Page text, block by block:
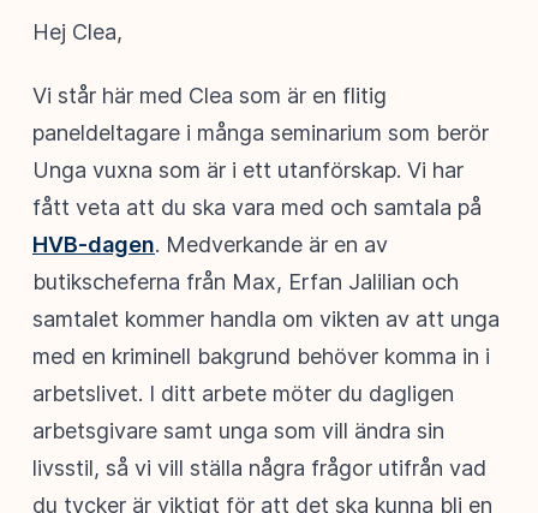
Hej Clea,
Vi står här med Clea som är en flitig
paneldeltagare i många seminarium som berör
Unga vuxna som är i ett utanförskap. Vi har
fått veta att du ska vara med och samtala på
HVB-dagen. Medverkande är en av
butikscheferna från Max, Erfan Jalilian och
samtalet kommer handla om vikten av att unga
med en kriminell bakgrund behöver komma in i
arbetslivet. I ditt arbete möter du dagligen
arbetsgivare samt unga som vill ändra sin
livsstil, så vi vill ställa några frågor utifrån vad
du tycker är viktigt för att det ska kunna bli en